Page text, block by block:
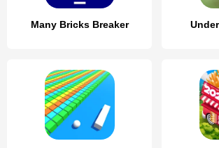
Many Bricks Breaker